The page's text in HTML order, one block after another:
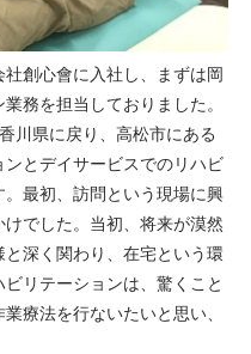
創心會に入社し、まずは岡
務を担当しておりました。
川県に戻り、高松市にある
とデイサービスでのリハビ
最初、訪問という現場に興
でした。当初、将来が漠然
深く関わり、在宅という環
リテーションは、驚くこと
療法を行ないたいと思い、